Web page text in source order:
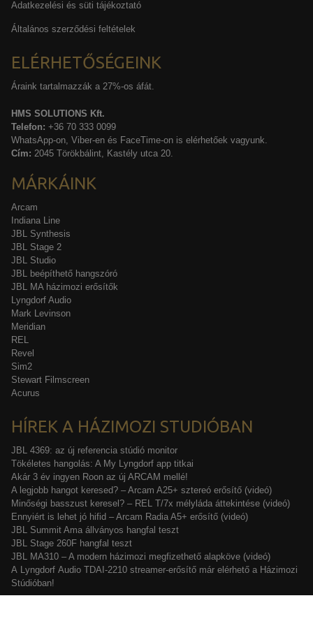
Adatkezelési és süti tájékoztató
Általános szerződési feltételek
ELÉRHETŐSÉGEINK
Áraink tartalmazzák a 27%-os áfát.
HMS SOLUTIONS Kft.
Telefon: +36 70 333 0099
WhatsApp-on, Viber-en és FaceTime-on is elérhetőek vagyunk.
Cím: 2045 Törökbálint, Kastély utca 20.
MÁRKÁINK
Arcam
Indiana Line
JBL Synthesis
JBL Stage 2
JBL Studio
JBL beépíthető hangszóró
JBL MA házimozi erősítők
Lyngdorf Audio
Mark Levinson
Meridian
REL
Revel
Sim2
Stewart Filmscreen
Acurus
HÍREK A HÁZIMOZI STUDIÓBAN
JBL 4369: az új referencia stúdió monitor
Tökéletes hangolás: A My Lyngdorf app titkai
Akár 3 év ingyen Roon az új ARCAM mellé!
A legjobb hangot keresed? – Arcam A25+ sztereó erősítő (videó)
Minőségi basszust keresel? – REL T/7x mélyláda áttekintése (videó)
Ennyiért is lehet jó hifid – Arcam Radia A5+ erősítő (videó)
JBL Summit Ama állványos hangfal teszt
JBL Stage 260F hangfal teszt
JBL MA310 – A modern házimozi megfizethető alapköve (videó)
A Lyngdorf Audio TDAI-2210 streamer-erősítő már elérhető a Házimozi
Stúdióban!